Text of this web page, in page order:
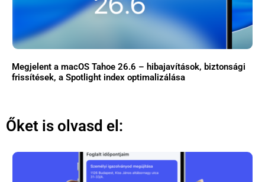
Megjelent a macOS Tahoe 26.6 – hibajavítások, biztonsági
frissítések, a Spotlight index optimalizálása
Őket is olvasd el: